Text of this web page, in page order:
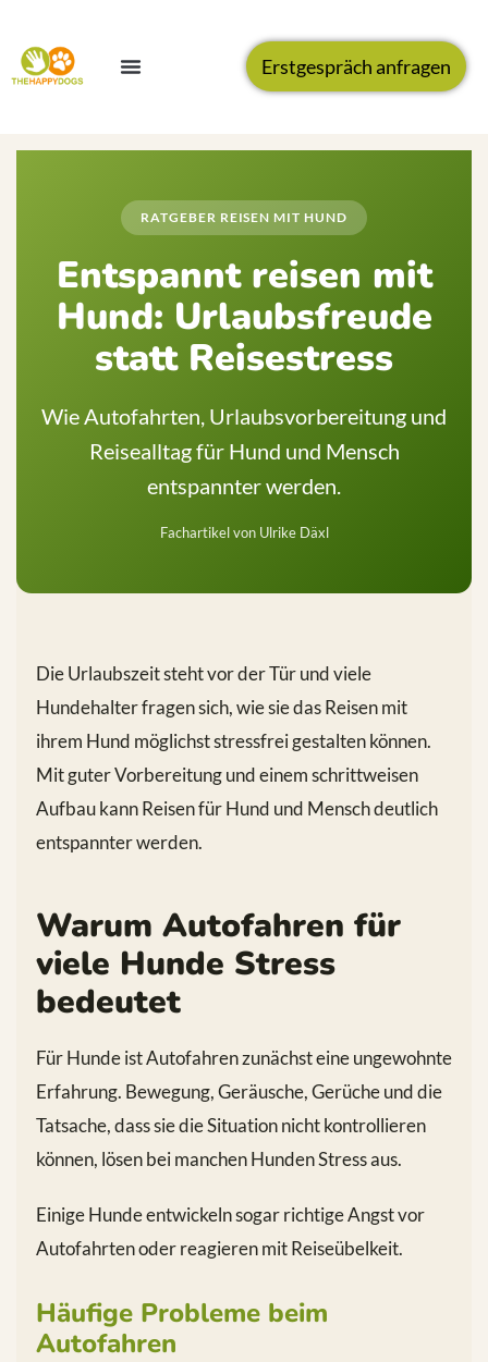
Erstgespräch anfragen
RATGEBER REISEN MIT HUND
Entspannt reisen mit
Hund: Urlaubsfreude
statt Reisestress
Wie Autofahrten, Urlaubsvorbereitung und
Reisealltag für Hund und Mensch
entspannter werden.
Fachartikel von Ulrike Däxl
Die Urlaubszeit steht vor der Tür und viele
Hundehalter fragen sich, wie sie das Reisen mit
ihrem Hund möglichst stressfrei gestalten können.
Mit guter Vorbereitung und einem schrittweisen
Aufbau kann Reisen für Hund und Mensch deutlich
entspannter werden.
Warum Autofahren für
viele Hunde Stress
bedeutet
Für Hunde ist Autofahren zunächst eine ungewohnte
Erfahrung. Bewegung, Geräusche, Gerüche und die
Tatsache, dass sie die Situation nicht kontrollieren
können, lösen bei manchen Hunden Stress aus.
Einige Hunde entwickeln sogar richtige Angst vor
Autofahrten oder reagieren mit Reiseübelkeit.
Häufige Probleme beim
Autofahren